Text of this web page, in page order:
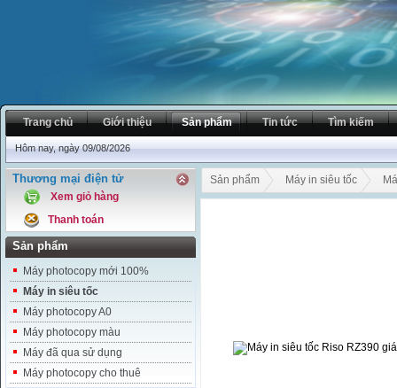
Trang chủ Giới thiệu Sản phẩm Tin tức Tìm kiếm
Hôm nay, ngày 09/08/2026
Thương mại điện tử
Xem giỏ hàng
Thanh toán
Sản phẩm
Máy photocopy mới 100%
Máy in siêu tốc
Máy photocopy A0
Máy photocopy màu
Máy đã qua sử dụng
Máy photocopy cho thuê
Sản phẩm Máy in siêu tốc